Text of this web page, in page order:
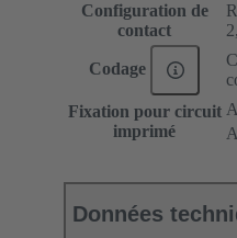
Configuration de
contact
Codage
Fixation pour circuit
imprimé
Données